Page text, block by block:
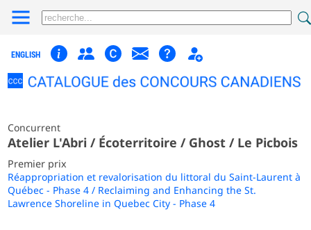
ENGLISH
Concurrent
Atelier L'Abri / Écoterritoire / Ghost / Le Picbois
Premier prix
Réappropriation et revalorisation du littoral du Saint-Laurent à
Québec - Phase 4 / Reclaiming and Enhancing the St.
Lawrence Shoreline in Quebec City - Phase 4